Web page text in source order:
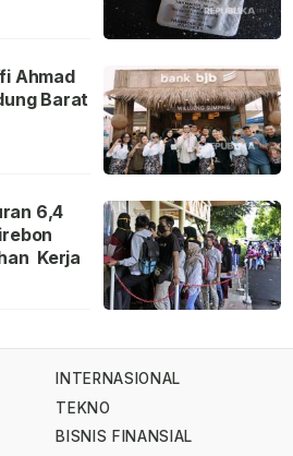
Ahmad
Barat
6,4
Kerja
INTERNASIONAL
TEKNO
BISNIS FINANSIAL